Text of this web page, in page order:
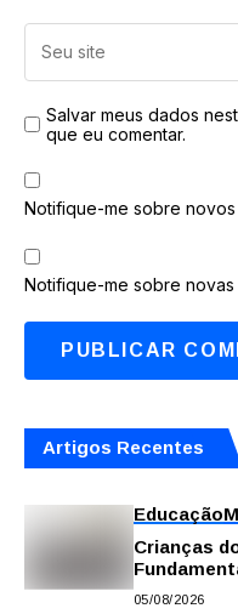
Salvar meus dados
que eu comentar.
Notifique-me sobre
Notifique-me sobre
Artigos Recentes
Educação
Crianças
digitais
05/08/2026